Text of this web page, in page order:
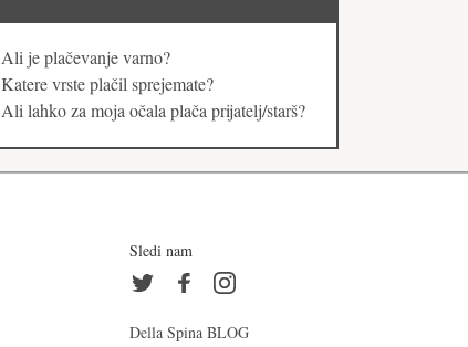
Ali je plačevanje varno?
Katere vrste plačil sprejemate?
Ali lahko za moja očala plača prijatelj/starš?
Sledi nam
Della Spina BLOG